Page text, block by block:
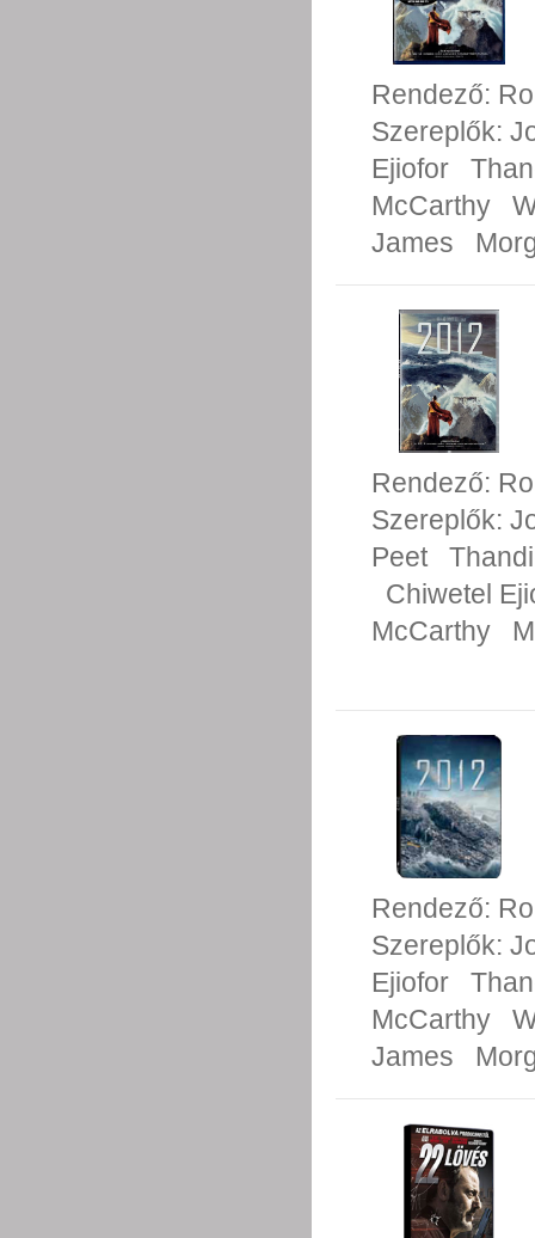
Rendező:
Szereplők:
Ejiofor
McCarthy
James
Rendező:
Szereplők:
Peet
Chiwetel
McCarthy
Rendező:
Szereplők:
Ejiofor
McCarthy
James